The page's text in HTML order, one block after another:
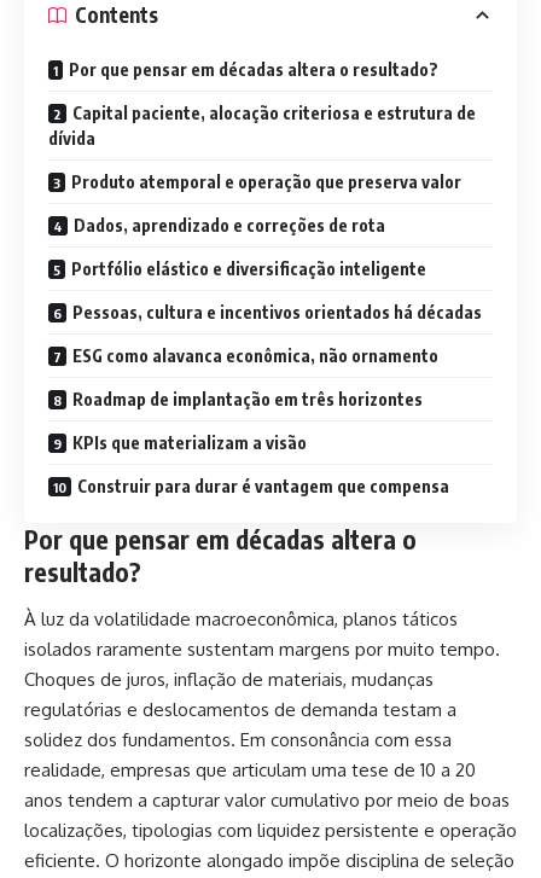
Contents
Por que pensar em décadas altera o resultado?
Capital paciente, alocação criteriosa e estrutura de
dívida
Produto atemporal e operação que preserva valor
Dados, aprendizado e correções de rota
Portfólio elástico e diversificação inteligente
Pessoas, cultura e incentivos orientados há décadas
ESG como alavanca econômica, não ornamento
Roadmap de implantação em três horizontes
KPIs que materializam a visão
Construir para durar é vantagem que compensa
Por que pensar em décadas altera o
resultado?
À luz da volatilidade macroeconômica, planos táticos
isolados raramente sustentam margens por muito tempo.
Choques de juros, inflação de materiais, mudanças
regulatórias e deslocamentos de demanda testam a
solidez dos fundamentos. Em consonância com essa
realidade, empresas que articulam uma tese de 10 a 20
anos tendem a capturar valor cumulativo por meio de boas
localizações, tipologias com liquidez persistente e operação
eficiente. O horizonte alongado impõe disciplina de seleção